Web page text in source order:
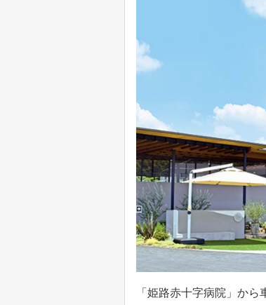
「姫路赤十字病院」か